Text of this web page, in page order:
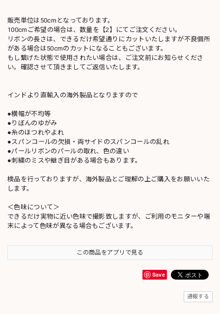
販売単位は50cmとなっております。
100cmご希望の場合は、数量を【2】にてご注文ください。
リボンの長さは、できるだけ希望通りにカットいたしますが不良個所
がある場合は50cmのカットになることもございます。
もし繋げた状態で使用されたい場合は、ご注文前にお知らせくださ
い。確認させて頂きましてご返信いたします。
インドより直輸入の海外製品となりますので
●横幅が不均等
●りぼんのゆがみ
●糸のほつれやよれ
●スパンコールの欠損・両サイドのスパンコールの乱れ
●パールリボンのパールの取れ、色の違い
●刺繍のミスや継ぎ目がある場合もあります。
検品を行っておりますが、海外製品とご理解の上ご購入をお願いいた
します。
＜色味について＞
できるだけ実物に近い色味で撮影致しますが、ご利用のモニターや端
末によって色味が異なる場合もございます。
この商品をアプリで見る
Save
通報する